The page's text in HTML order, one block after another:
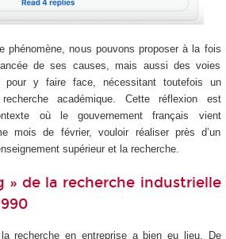
phénomène, nous pouvons proposer à la fois
de ses causes, mais aussi des voies
pour y faire face, nécessitant toutefois un
académique. Cette réflexion est
où le gouvernement français vient
mois de février, vouloir réaliser près d’un
supérieur et la recherche.
» de la recherche industrielle
recherche en entreprise a bien eu lieu. De